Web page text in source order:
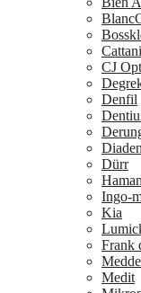
Cattani
CJ
Denfil
Dürr
Ingo-
Kia
Frank
Medit